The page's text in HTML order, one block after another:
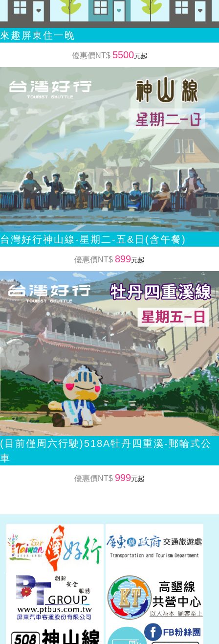
來趣屏東住一晚
優惠價NT$ 5500元起
台灣好行神山線-星期二-五&日(含午餐)
優惠價NT$ 899元起
(目前僅周六行駛)518A牡丹四重溪-郵輪式公
車
優惠價NT$ 999元起